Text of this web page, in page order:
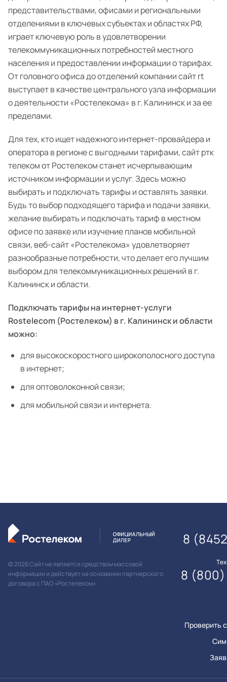
представительствами, офисами и региональными
отделениями в ключевых субъектах и областях РФ,
играет ключевую роль в удовлетворении
телекоммуникационных потребностей местного
населения и предоставлении информации о тарифах.
От головного офиса до отделений компании сайт rt
выступает в качестве центрального узла информации
о деятельности «Ростелекома» в г. Калининск и за ее
пределами.
Для тех, кто ищет надежного интернет-провайдера и
оператора в регионе с выгодными тарифами, сайт ртк
телеком от Ростелеком станет исчерпывающим
источником информации и услуг. Здесь можно
выбирать и подключать тарифы и оставлять заявки.
Будь то выбор подходящего тарифа и подачи заявки,
желание выбирать и подключать тариф в местном
офисе по заявке или изучение планов мобильной
связи, веб-сайт «Ростелекома» удовлетворяет
разнообразные потребности, что делает его лучшим
выбором для телекоммуникационных решений в г.
Калининск и области.
Подключать тарифы на интернет-услуги
Rostelecom (Ростелеком) в г. Калининск и области
можно:
для высокоскоростного широкополосного доступа
в интернет;
для оптоволоконной связи;
для мобильной связи и интернета.
© 2026 Сайт не является средством массовой
информации и действует на основании партнерского
договора с ПАО «Ростелеком»
Проверить
8
8